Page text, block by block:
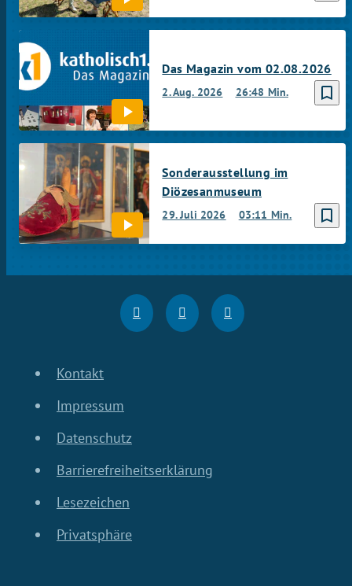
bookmark_border
2. Aug. 2026 26:48 Min.
Das Magazin vom 02.08.2026
bookmark_border
29. Juli 2026 03:11 Min.
Sonderausstellung im
Diözesanmuseum
Kontakt
Impressum
Datenschutz
Barrierefreiheitserklärung
Lesezeichen
Privatsphäre